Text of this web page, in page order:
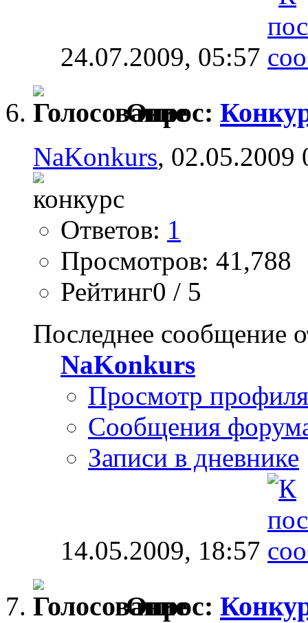
24.07.2009, 05:57
Опрос:
NaKonkurs, 02.05.2009
Ответов: 1
Просмотров: 41,788
Рейтинг0 / 5
Последнее сообщение
NaKonkurs
Просмотр профиля
Сообщения
Записи в дневнике
14.05.2009, 18:57
Опрос: